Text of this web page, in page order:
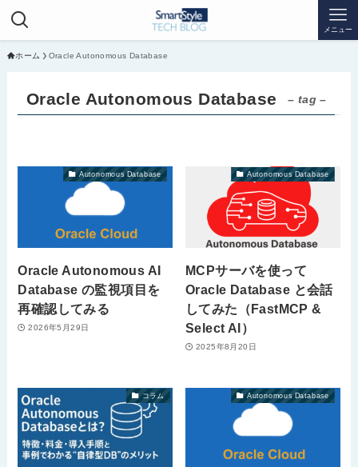
メニュー
ホーム Oracle Autonomous Database
Oracle Autonomous Database – tag –
Autonomous Database
Oracle Autonomous AI
Database の監視項目を
再確認してみる
2026年5月29日
Autonomous Database
MCPサーバを使って
Oracle Database と会話
してみた（FastMCP &
Select AI）
2025年8月20日
コラム Autonomous Database